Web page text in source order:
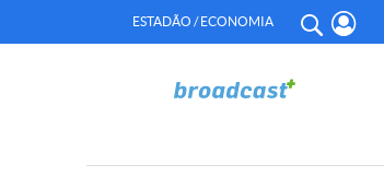
ESTADÃO / ECONOMIA